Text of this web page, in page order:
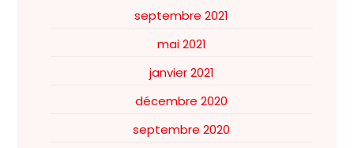
septembre 2021
mai 2021
janvier 2021
décembre 2020
septembre 2020